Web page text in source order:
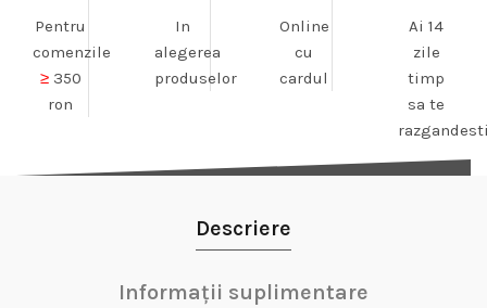
Pentru
comenzile
≥350
ron
In
alegerea
produselor
Online
cu
cardul
Ai 14
zile
timp
sa te
Descriere
Informații suplimentare